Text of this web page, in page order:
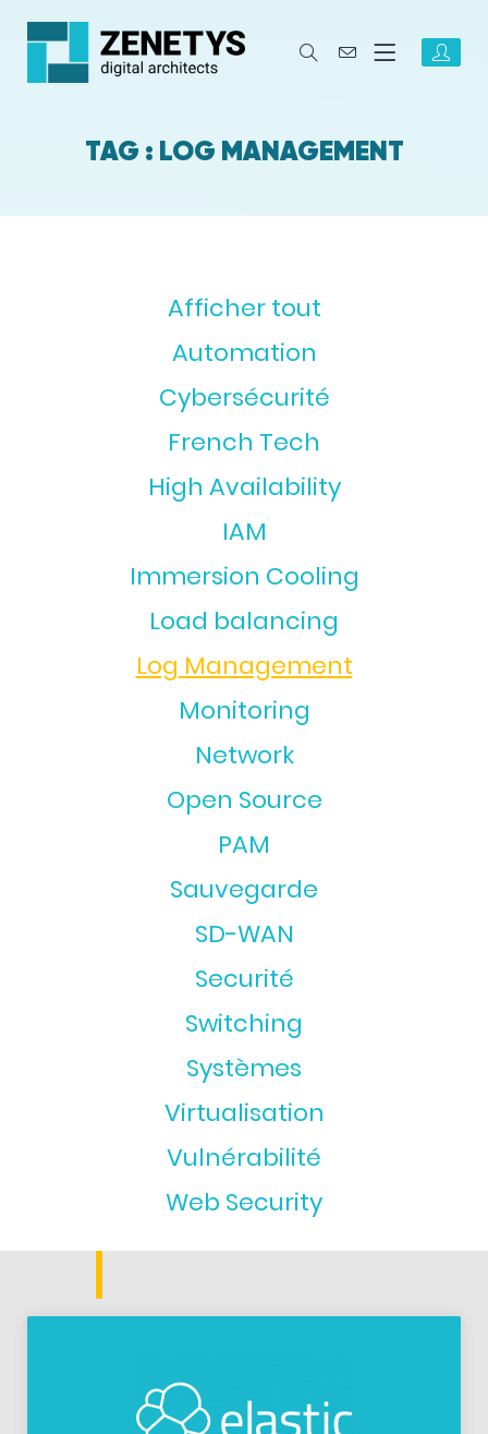
TAG : LOG MANAGEMENT
Afficher tout
Automation
Cybersécurité
French Tech
High Availability
IAM
Immersion Cooling
Load balancing
Log Management
Monitoring
Network
Open Source
PAM
Sauvegarde
SD-WAN
Securité
Switching
Systèmes
Virtualisation
Vulnérabilité
Web Security